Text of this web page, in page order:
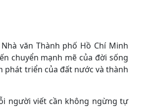
văn Thành phố Hồ Chí Minh
chuyển mạnh mẽ của đời sống
phát triển của đất nước và thành
người viết cần không ngừng tự